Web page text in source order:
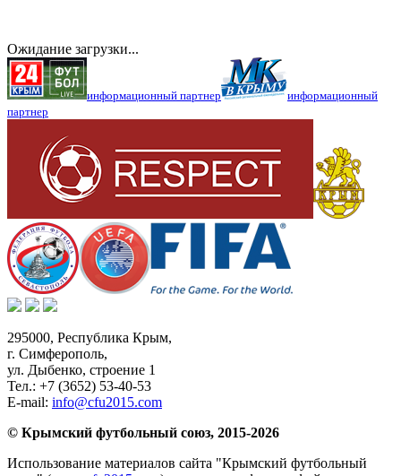
Ожидание загрузки...
информационный партнер
информационный
партнер
295000, Республика Крым,
г. Симферополь,
ул. Дыбенко, строение 1
Тел.: +7 (3652) 53-40-53
E-mail: info@cfu2015.com
© Крымский футбольный союз, 2015-2026
Использование материалов сайта "Крымский футбольный